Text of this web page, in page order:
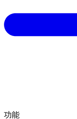
功能